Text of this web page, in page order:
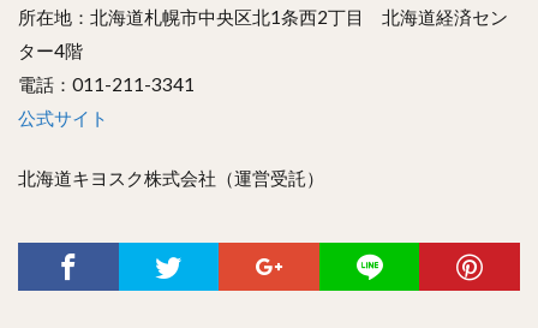
所在地：北海道札幌市中央区北1条西2丁目 北海道経済セン
ター4階
電話：011-211-3341
公式サイト
北海道キヨスク株式会社（運営受託）